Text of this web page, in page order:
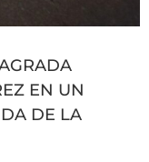
EN UN
DE LA